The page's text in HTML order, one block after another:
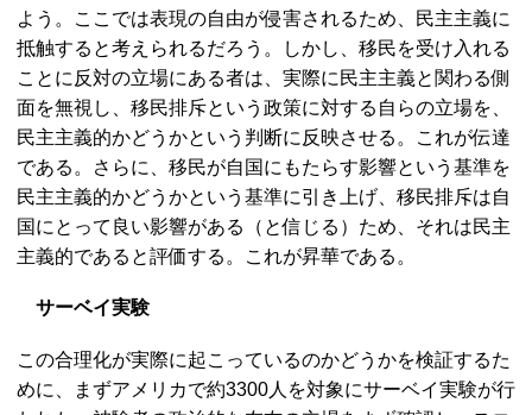
よう。ここでは表現の自由が侵害されるため、民主主義に
抵触すると考えられるだろう。しかし、移民を受け入れる
ことに反対の立場にある者は、実際に民主主義と関わる側
面を無視し、移民排斥という政策に対する自らの立場を、
民主主義的かどうかという判断に反映させる。これが伝達
である。さらに、移民が自国にもたらす影響という基準を
民主主義的かどうかという基準に引き上げ、移民排斥は自
国にとって良い影響がある（と信じる）ため、それは民主
主義的であると評価する。これが昇華である。
サーベイ実験
この合理化が実際に起こっているのかどうかを検証するた
めに、まずアメリカで約3300人を対象にサーベイ実験が行